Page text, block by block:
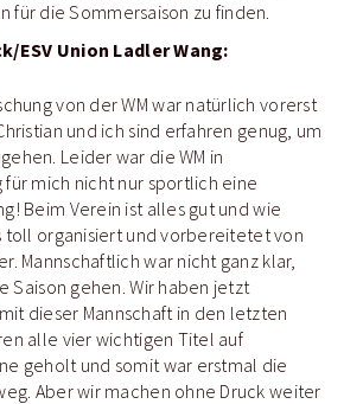
für die Sommersaison zu finden.
ESV Union Ladler Wang:
von der WM war natürlich vorerst
und ich sind erfahren genug, um
Leider war die WM in
für mich nicht nur sportlich eine
Beim Verein ist alles gut und wie
toll organisiert und vorbereitetet von
Mannschaftlich war nicht ganz klar,
Saison gehen. Wir haben jetzt
dieser Mannschaft in den letzten
alle vier wichtigen Titel auf
geholt und somit war erstmal die
Aber wir machen ohne Druck weiter